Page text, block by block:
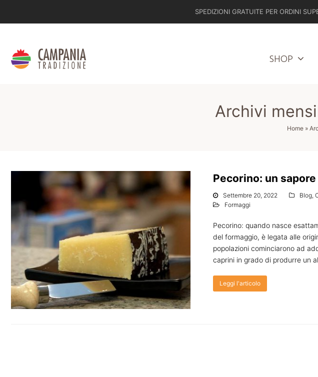
SPEDIZIONI GRATUITE PER ORDINI
SHOP
Archivi
Home»
Pecorino: un
Settembre 20, 2022 Blog,
Formaggi
Pecorino: quando nasce
del formaggio, è legata alle
popolazioni cominciarono ad
caprini in grado di produrre un
Leggi l'articolo